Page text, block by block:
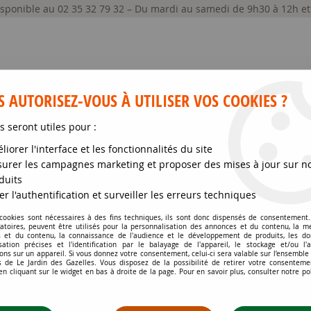
au 02 35 32 79 32 – Du mardi au samedi de 9h30 à 12h
GRAINES ET SEMENCES MATÉRIELS
>
CYPRÈS DE
Soyez le premier à donner
AUTORISEZ-VOUS À UTILISER VOS COOKIES ?
seront utiles pour :
l'interface et les fonctionnalités du site
les campagnes marketing et proposer des mises à jour sur
l'authentification et surveiller les erreurs techniques
sont nécessaires à des fins techniques, ils sont donc dispensés de
peuvent être utilisés pour la personnalisation des annonces et du contenu, la
et du contenu, la connaissance de l'audience et le développement de produits, les
précises et l'identification par le balayage de l'appareil, le stockage et/ou
sur un appareil. Si vous donnez votre consentement, celui-ci sera valable sur l’ensemble
de Le Jardin des Gazelles. Vous disposez de la possibilité de retirer votre
cliquant sur le widget en bas à droite de la page. Pour en savoir plus, consulter notre